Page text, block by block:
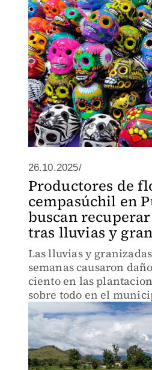
26.10.2025/
Productores de
cempasúchil en
buscan
tras lluvias y
Las lluvias y
semanas causaron
ciento en las
sobre todo en el